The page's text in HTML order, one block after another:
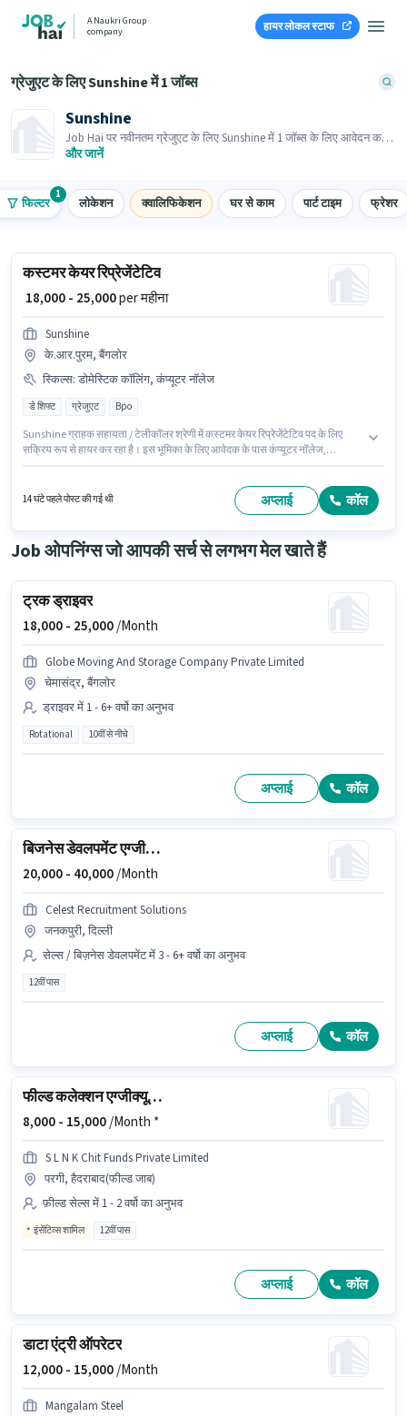
A Naukri Group
company
हायर लोकल स्टाफ
ग्रेजुएट के लिए Sunshine में 1 जॉब्स
Sunshine
Job Hai पर नवीनतम ग्रेजुएट के लिए Sunshine में 1 जॉब्स के लिए आवेदन करें!
भर्तीकर्ता के पास आपके क्षेत्र में तत्काल रिक्तियां हैं।
और जानें
फिल्टर
1
लोकेशन क्वालिफिकेशन घर से काम पार्ट टाइम फ्रेशर
कस्टमर केयर रिप्रेजेंटेटिव
₹ 18,000 - 25,000per महीना
Sunshine
के.आर.पुरम, बैंगलोर
स्किल्स: डोमेस्टिक कॉलिंग, कंप्यूटर नॉलेज
डे शिफ्ट ग्रेजुएट Bpo
Sunshine ग्राहक सहायता / टेलीकॉलर श्रेणी में कस्टमर केयर रिप्रेजेंटेटिव पद के लिए
सक्रिय रूप से हायर कर रहा है। इस भूमिका के लिए आवेदक के पास कंप्यूटर नॉलेज,
के लिए खुली है, मासिक वेतन ₹25000 रहेगा। इस भूमिका में Fixed वेतन संरचना मिलती है।
14 घंटे पहले पोस्ट की गई थी अप्लाई कॉल
Job ओपनिंग्स जो आपकी सर्च से लगभग मेल खाते हैं
ट्रक ड्राइवर
18,000 - 25,000/Month
Globe Moving And Storage Company Private Limited
चेमासंद्र, बैंगलोर
ड्राइवर में 1 - 6+ वर्षो का अनुभव
Rotational 10वीं से नीचे
अप्लाई कॉल
बिजनेस डेवलपमेंट एग्जीक्यूटिव
20,000 - 40,000/Month
Celest Recruitment Solutions
जनकपुरी, दिल्ली
सेल्स / बिज़नेस डेवलपमेंट में 3 - 6+ वर्षो का अनुभव
12वीं पास
अप्लाई कॉल
फील्ड कलेक्शन एग्जीक्यूटिव
8,000 - 15,000/Month *
S L N K Chit Funds Private Limited
परगी, हैदराबाद(फील्ड जाब)
फ़ील्ड सेल्स में 1 - 2 वर्षो का अनुभव
इंसेंटिव्स शामिल 12वीं पास
अप्लाई कॉल
डाटा एंट्री ऑपरेटर
12,000 - 15,000/Month
Mangalam Steel